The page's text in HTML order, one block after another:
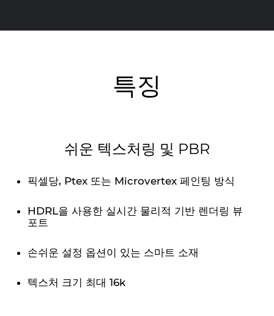
특징
쉬운 텍스처링 및 PBR
픽셀당, Ptex 또는 Microvertex 페인팅 방식
HDRL을 사용한 실시간 물리적 기반 렌더링 뷰
포트
손쉬운 설정 옵션이 있는 스마트 소재
텍스처 크기 최대 16k